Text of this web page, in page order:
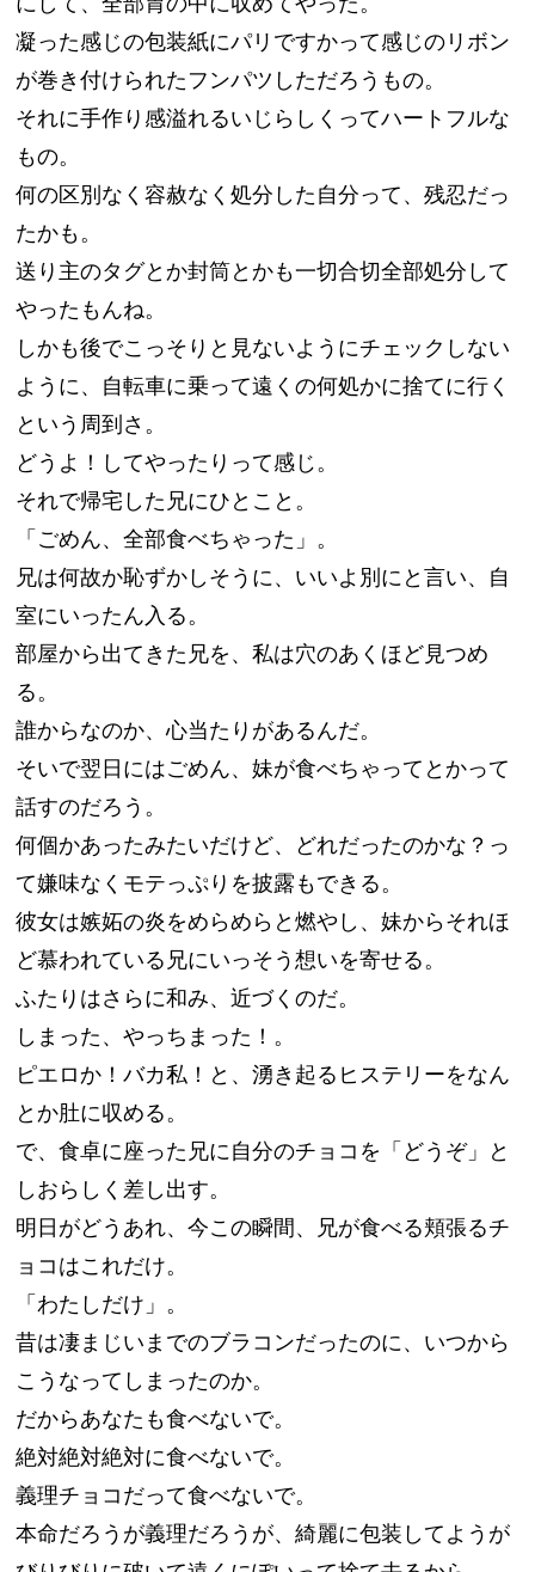
凝った感じの包装紙にパリですかって感じのリボン
が巻き付けられたフンパツしただろうもの。
それに手作り感溢れるいじらしくってハートフルな
もの。
何の区別なく容赦なく処分した自分って、残忍だっ
たかも。
送り主のタグとか封筒とかも一切合切全部処分して
やったもんね。
しかも後でこっそりと見ないようにチェックしない
ように、自転車に乗って遠くの何処かに捨てに行く
という周到さ。
どうよ！してやったりって感じ。
それで帰宅した兄にひとこと。
「ごめん、全部食べちゃった」。
兄は何故か恥ずかしそうに、いいよ別にと言い、自
室にいったん入る。
部屋から出てきた兄を、私は穴のあくほど見つめ
る。
誰からなのか、心当たりがあるんだ。
そいで翌日にはごめん、妹が食べちゃってとかって
話すのだろう。
何個かあったみたいだけど、どれだったのかな？っ
て嫌味なくモテっぷりを披露もできる。
彼女は嫉妬の炎をめらめらと燃やし、妹からそれほ
ど慕われている兄にいっそう想いを寄せる。
ふたりはさらに和み、近づくのだ。
しまった、やっちまった！。
ピエロか！バカ私！と、湧き起るヒステリーをなん
とか肚に収める。
で、食卓に座った兄に自分のチョコを「どうぞ」と
しおらしく差し出す。
明日がどうあれ、今この瞬間、兄が食べる頬張るチ
ョコはこれだけ。
「わたしだけ」。
昔は凄まじいまでのブラコンだったのに、いつから
こうなってしまったのか。
だからあなたも食べないで。
絶対絶対絶対に食べないで。
義理チョコだって食べないで。
本命だろうが義理だろうが、綺麗に包装してようが